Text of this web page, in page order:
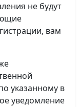
не будут
вам
указанному в
уведомление